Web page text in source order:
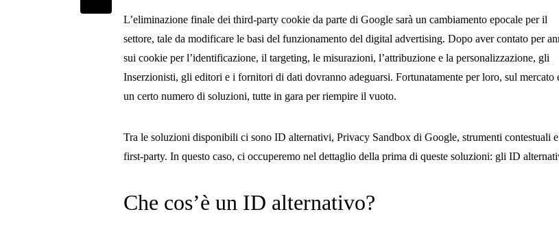
L’eliminazione finale dei third-party cookie da parte di Google sarà un cambiamento epocale per il
settore, tale da modificare le basi del funzionamento del digital advertising. Dopo aver contato per
sui cookie per l’identificazione, il targeting, le misurazioni, l’attribuzione e la personalizzazione, gli
Inserzionisti, gli editori e i fornitori di dati dovranno adeguarsi. Fortunatamente per loro, sul mercato
un certo numero di soluzioni, tutte in gara per riempire il vuoto.
Tra le soluzioni disponibili ci sono ID alternativi, Privacy Sandbox di Google, strumenti contestuali
first-party. In questo caso, ci occuperemo nel dettaglio della prima di queste soluzioni: gli ID
Che cos’è un ID alternativo?